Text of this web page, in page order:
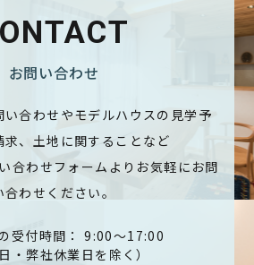
お問い合わせ
合わせやモデルハウスの見学予
求、土地に関することなど
合わせフォームよりお気軽にお問
合わせください。
受付時間： 9:00～17:00
・弊社休業日を除く）